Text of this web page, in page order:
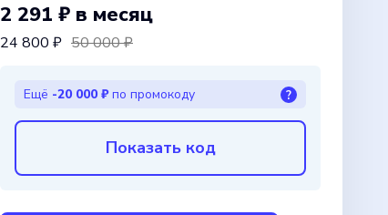
2 291 ₽ в месяц
24 800 ₽ 50 000 ₽
Ещё -20 000 ₽по промокоду ?
Показать код